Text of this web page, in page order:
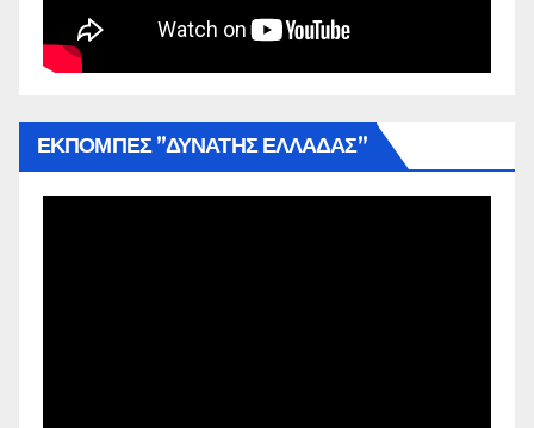
ΕΚΠΟΜΠΕΣ ”ΔΥΝΑΤΗΣ ΕΛΛΑΔΑΣ”